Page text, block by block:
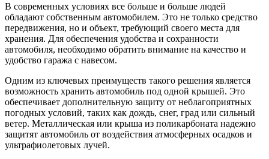
В современных условиях все больше и больше людей
обладают собственным автомобилем. Это не только средство
передвижения, но и объект, требующий своего места для
хранения. Для обеспечения удобства и сохранности
автомобиля, необходимо обратить внимание на качество и
удобство гаража с навесом.
Одним из ключевых преимуществ такого решения является
возможность хранить автомобиль под одной крышей. Это
обеспечивает дополнительную защиту от неблагоприятных
погодных условий, таких как дождь, снег, град или сильный
ветер. Металлическая или крыша из поликарбоната надежно
защитят автомобиль от воздействия атмосферных осадков и
ультрафиолетовых лучей.